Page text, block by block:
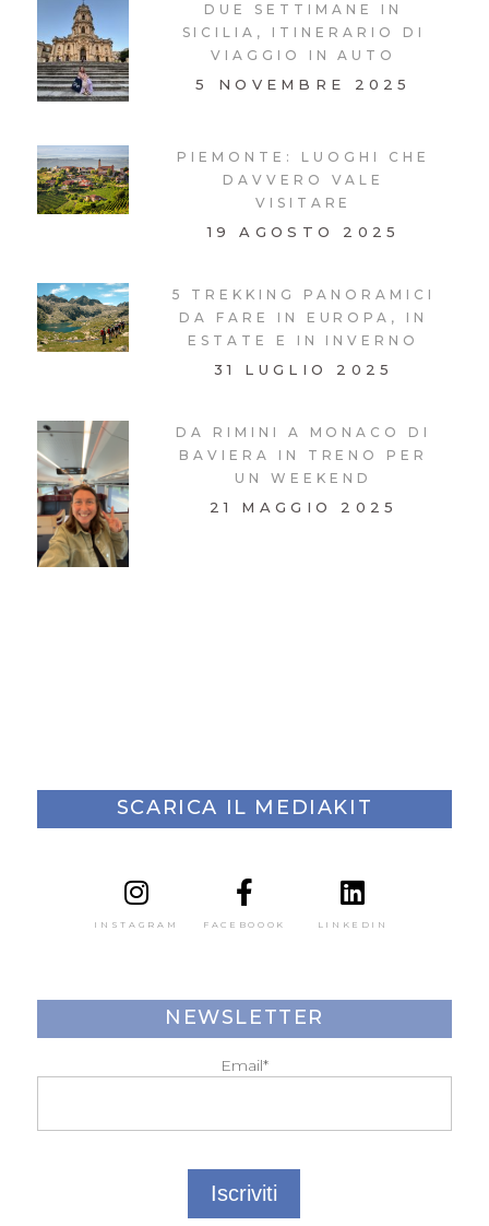
DUE SETTIMANE IN
SICILIA, ITINERARIO DI
VIAGGIO IN AUTO
5 NOVEMBRE 2025
PIEMONTE: LUOGHI CHE
DAVVERO VALE
VISITARE
19 AGOSTO 2025
5 TREKKING PANORAMICI
DA FARE IN EUROPA, IN
ESTATE E IN INVERNO
31 LUGLIO 2025
DA RIMINI A MONACO DI
BAVIERA IN TRENO PER
UN WEEKEND
21 MAGGIO 2025
SCARICA IL MEDIAKIT
INSTAGRAM FACEBOOOK LINKEDIN
NEWSLETTER
Email*